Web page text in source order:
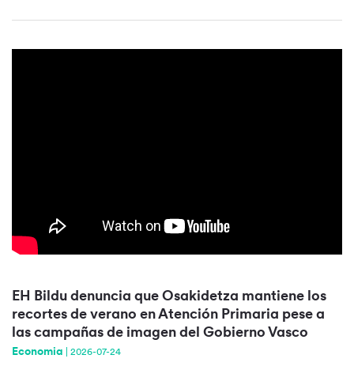
EH Bildu denuncia que Osakidetza mantiene los
recortes de verano en Atención Primaria pese a
las campañas de imagen del Gobierno Vasco
Economia 2026-07-24